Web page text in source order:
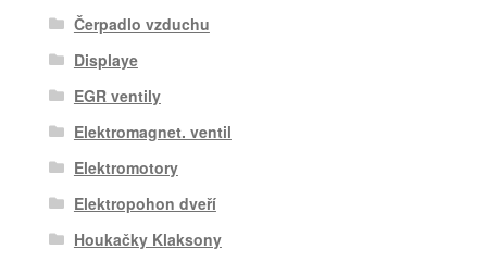
Čerpadlo vzduchu
Displaye
EGR ventily
Elektromagnet. ventil
Elektromotory
Elektropohon dveří
Houkačky Klaksony